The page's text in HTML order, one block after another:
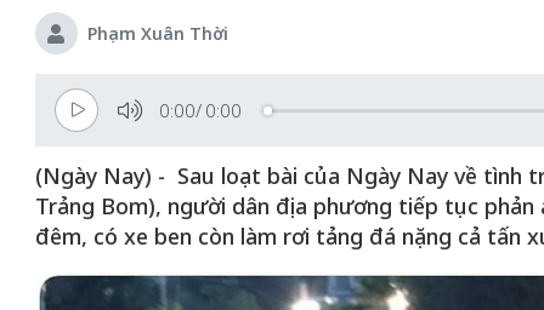
Phạm Xuân Thời
0:00/ 0:00
(Ngày Nay) - Sau loạt bài của Ngày Nay về tình
Trảng Bom), người dân địa phương tiếp tục
đêm, có xe ben còn làm rơi tảng đá nặng cả tấn